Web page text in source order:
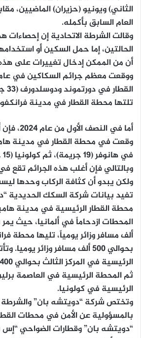
العام السابق بأكمله.
وقالت الشرطة الاتحادية إن إحصاءات
الحالتين، إما حمل السكين أو
أن من الممكن إدخال تغييرات على هذه
تلتها محطة القطار في مدينة فرانكفورت (29
أما في
في هانوفر (19 جريمة)، ثم كولونيا (15 جريمة).
وبالتالي فإن أغلب هذه الجرائم تقع
ولكن يبدو أن كثافة الركاب وحدها
تفيد بيانات شركة السكك الحديدية
محطة القطار الرئيسية في مدينة
ألف مسافر وزائر يومياً، تليها محطة
بحوالي 500 ألف مسافر وزائر
ثم المحطة الرئيسية في العاصمة
الرئيسية في كولونيا.
وتختص شركة “دويتشه بان” والشرطة
بالمسؤولية عن الأمن في محطات
“دويتشه بان” وقطارات الضواحي